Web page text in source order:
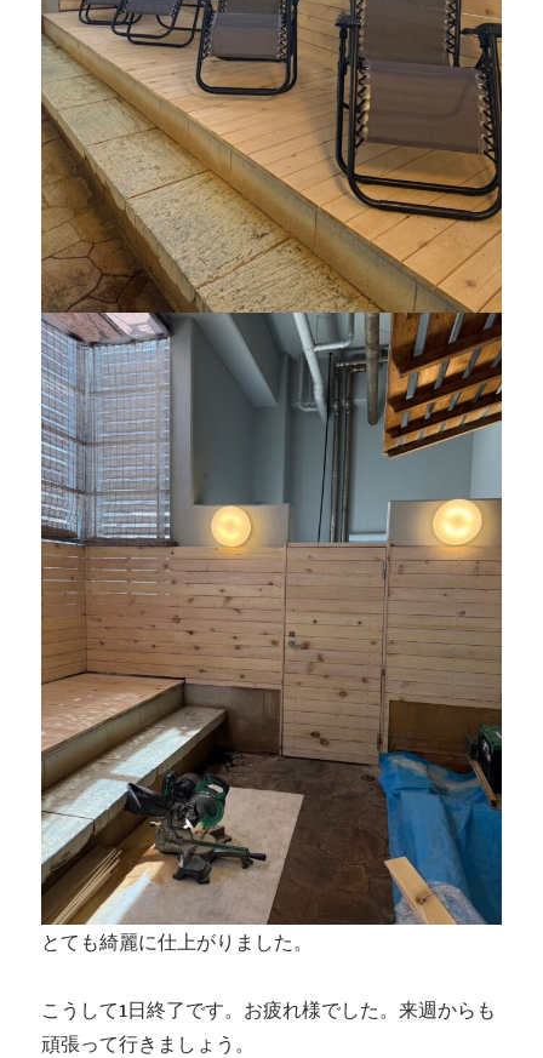
とても綺麗に仕上がりました。
こうして1日終了です。お疲れ様でした。来週からも
頑張って行きましょう。